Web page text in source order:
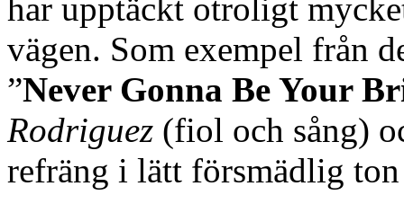
har upptäckt otroligt
vägen. Som exempel från
”Never Gonna Be Your
Rodriguez (fiol och sång)
refräng i lätt försmädlig